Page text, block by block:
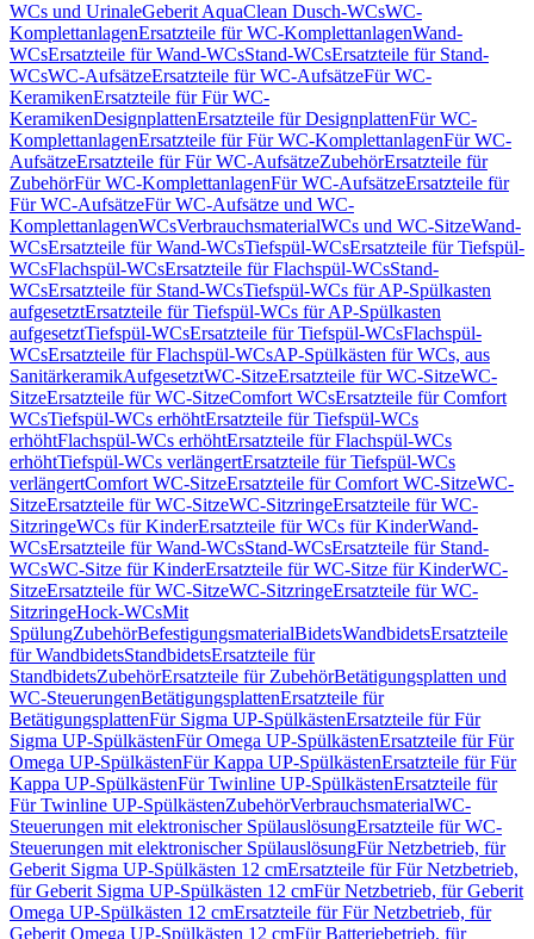
WCs und UrinaleGeberit AquaClean Dusch-WCsWC-
KomplettanlagenErsatzteile für WC-KomplettanlagenWand-
WCsErsatzteile für Wand-WCsStand-WCsErsatzteile für Stand-
WCsWC-AufsätzeErsatzteile für WC-AufsätzeFür WC-
KeramikenErsatzteile für Für WC-
KeramikenDesignplattenErsatzteile für DesignplattenFür WC-
KomplettanlagenErsatzteile für Für WC-KomplettanlagenFür WC-
AufsätzeErsatzteile für Für WC-AufsätzeZubehörErsatzteile für
ZubehörFür WC-KomplettanlagenFür WC-AufsätzeErsatzteile für
Für WC-AufsätzeFür WC-Aufsätze und WC-
KomplettanlagenWCsVerbrauchsmaterialWCs und WC-SitzeWand-
WCsErsatzteile für Wand-WCsTiefspül-WCsErsatzteile für Tiefspül-
WCsFlachspül-WCsErsatzteile für Flachspül-WCsStand-
WCsErsatzteile für Stand-WCsTiefspül-WCs für AP-Spülkasten
aufgesetztErsatzteile für Tiefspül-WCs für AP-Spülkasten
aufgesetztTiefspül-WCsErsatzteile für Tiefspül-WCsFlachspül-
WCsErsatzteile für Flachspül-WCsAP-Spülkästen für WCs, aus
SanitärkeramikAufgesetztWC-SitzeErsatzteile für WC-SitzeWC-
SitzeErsatzteile für WC-SitzeComfort WCsErsatzteile für Comfort
WCsTiefspül-WCs erhöhtErsatzteile für Tiefspül-WCs
erhöhtFlachspül-WCs erhöhtErsatzteile für Flachspül-WCs
erhöhtTiefspül-WCs verlängertErsatzteile für Tiefspül-WCs
verlängertComfort WC-SitzeErsatzteile für Comfort WC-SitzeWC-
SitzeErsatzteile für WC-SitzeWC-SitzringeErsatzteile für WC-
SitzringeWCs für KinderErsatzteile für WCs für KinderWand-
WCsErsatzteile für Wand-WCsStand-WCsErsatzteile für Stand-
WCsWC-Sitze für KinderErsatzteile für WC-Sitze für KinderWC-
SitzeErsatzteile für WC-SitzeWC-SitzringeErsatzteile für WC-
SitzringeHock-WCsMit
SpülungZubehörBefestigungsmaterialBidetsWandbidetsErsatzteile
für WandbidetsStandbidetsErsatzteile für
StandbidetsZubehörErsatzteile für ZubehörBetätigungsplatten und
WC-SteuerungenBetätigungsplattenErsatzteile für
BetätigungsplattenFür Sigma UP-SpülkästenErsatzteile für Für
Sigma UP-SpülkästenFür Omega UP-SpülkästenErsatzteile für Für
Omega UP-SpülkästenFür Kappa UP-SpülkästenErsatzteile für Für
Kappa UP-SpülkästenFür Twinline UP-SpülkästenErsatzteile für
Für Twinline UP-SpülkästenZubehörVerbrauchsmaterialWC-
Steuerungen mit elektronischer SpülauslösungErsatzteile für WC-
Steuerungen mit elektronischer SpülauslösungFür Netzbetrieb, für
Geberit Sigma UP-Spülkästen 12 cmErsatzteile für Für Netzbetrieb,
für Geberit Sigma UP-Spülkästen 12 cmFür Netzbetrieb, für Geberit
Omega UP-Spülkästen 12 cmErsatzteile für Für Netzbetrieb, für
Geberit Omega UP-Spülkästen 12 cmFür Batteriebetrieb, für